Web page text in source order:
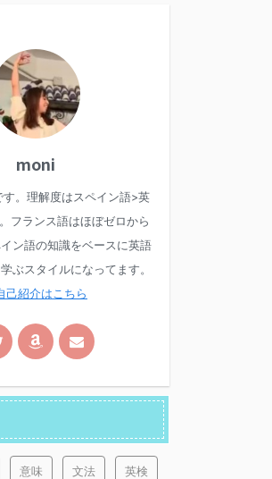
moni
す。理解度はスペイン語>英
フランス語はほぼゼロから
ン語の知識をベースに英語
ぶスタイルになってます。
己紹介はこちら
意味 文法 英検